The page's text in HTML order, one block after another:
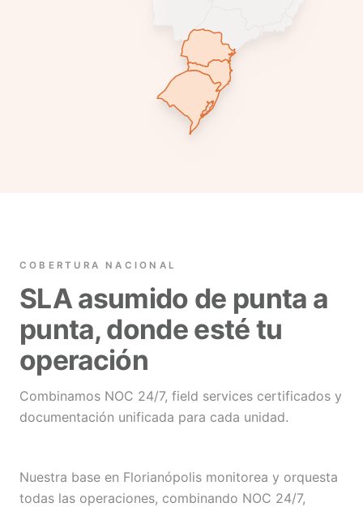
COBERTURA NACIONAL
SLA asumido de punta a
punta, donde esté tu
operación
Combinamos NOC 24/7, field services certificados y
documentación unificada para cada unidad.
Nuestra base en Florianópolis monitorea y orquesta
todas las operaciones, combinando NOC 24/7,